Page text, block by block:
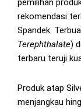
pemilihan
rekomendasi
Spandek.
Terephthalate)
terbaru teruji
Produk atap
menjangkau